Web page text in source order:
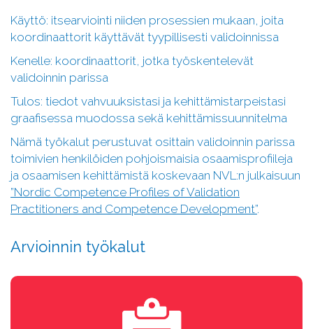
Käyttö: itsearviointi niiden prosessien mukaan, joita
koordinaattorit käyttävät tyypillisesti validoinnissa
Kenelle: koordinaattorit, jotka työskentelevät
validoinnin parissa
Tulos: tiedot vahvuuksistasi ja kehittämistarpeistasi
graafisessa muodossa sekä kehittämissuunnitelma
Nämä työkalut perustuvat osittain validoinnin parissa
toimivien henkilöiden pohjoismaisia osaamisprofiileja
ja osaamisen kehittämistä koskevaan NVL:n julkaisuun
”Nordic Competence Profiles of Validation
Practitioners and Competence Development”.
Arvioinnin työkalut